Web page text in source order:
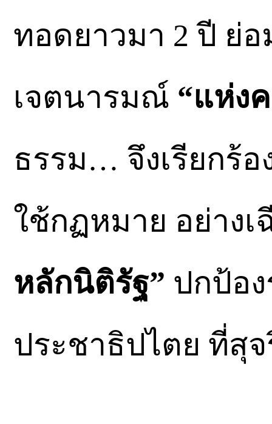
ทอดยาวมา 2 ปี ย่อ
เจตนารมณ์ “แห่ง
ธรรม… จึงเรียกร้
ใช้กฏหมาย อย่าง
หลักนิติรัฐ” ปกป้อ
ประชาธิปไตย ที่สุ